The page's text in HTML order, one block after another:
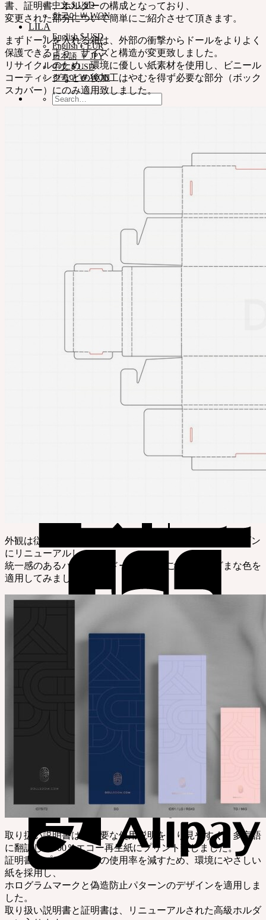
中文 $ USD
한국어 ￦ WON
LILA
English $ USD
English € EUR
日本語 ￥ JPY
中文 $ USD
한국어 ￦ WON
Search
for:
書、証明書、ホルダーの構成となっており、
変更された部分について簡単にご紹介させて頂きます。
まずドールを入れる箱は、外部の衝撃からドールをよりよく
保護できるよう、サイズと構造が変更致しました。
リサイクルのため、環境に優しい紙素材を使用し、ビニール
コーティングなどの後加工はやむを得ず必要な部分（ボック
スカバー）にのみ適用致しました。
外観は従来の「SOOM」の韓国語スタンプデザインをモダン
にリニューアルし、
統一感のあるパターンにドールタイプごとにさまざまな色を
適用してみました。
取り扱い説明書は、主要な使用説明をより見やすく、多言語
に翻訳し、100％エコー再生紙にプリント致しました。
証明書はプラスチックの使用率を減すため、環境にやさしい
紙を採用し、
ホログラムマークと偽造防止パターンのデザインを適用しま
した。
取り扱い説明書と証明書は、リニューアルされた高級ホルダ